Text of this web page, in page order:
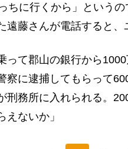
ちに行くから」という
遠藤さんが電話すると、
って郡山の銀行から
察に逮捕してもらって
刑務所に入れられる。
えないか」